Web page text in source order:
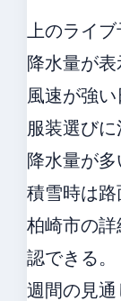
上のライブ
降水量が表
風速が強い
服装選びに
降水量が多
積雪時は路
柏崎市の
認できる。
週間の見通